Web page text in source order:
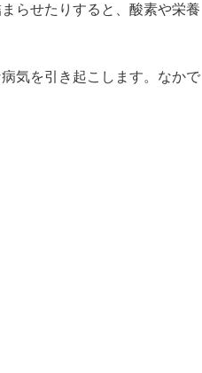
らせたりすると、酸素や栄養
気を引き起こします。なかで